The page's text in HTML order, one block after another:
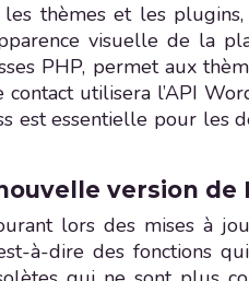
thèmes et les
visuelle de la
PHP, permet aux
utilisera l’API
est essentielle pour
version de
lors des mises à
à-dire des fonctions